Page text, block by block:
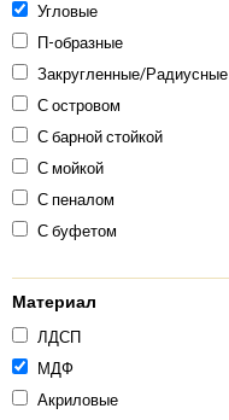
Угловые
П-образные
Закругленные/Радиусные
С островом
С барной стойкой
С мойкой
С пеналом
С буфетом
Материал
ЛДСП
МДФ
Акриловые